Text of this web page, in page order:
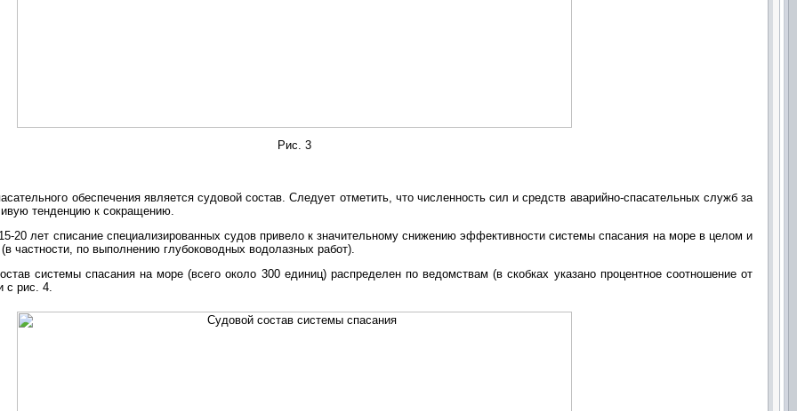
Рис. 3
обеспечения является судовой состав. Следует отметить, что численность сил и средств аварийно-спасательных служб за
тенденцию к сокращению.
20 лет списание специализированных судов привело к значительному снижению эффективности системы спасания на море в целом и
частности, по выполнению глубоководных водолазных работ).
системы спасания на море (всего около 300 единиц) распределен по ведомствам (в скобках указано процентное соотношение от
с рис. 4.